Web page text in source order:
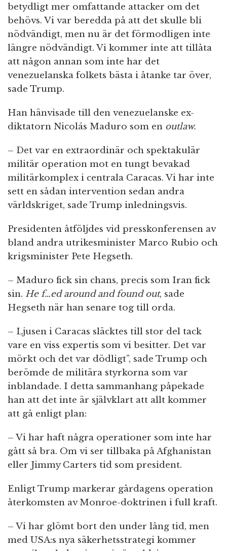
betydligt mer omfattande attacker om det
behövs. Vi var beredda på att det skulle bli
nödvändigt, men nu är det förmodligen inte
längre nödvändigt. Vi kommer inte att tillåta
att någon annan som inte har det
venezuelanska folkets bästa i åtanke tar över,
sade Trump.
Han hänvisade till den venezuelanske ex-
diktatorn Nicolás Maduro som en outlaw.
– Det var en extraordinär och spektakulär
militär operation mot en tungt bevakad
militärkomplex i centrala Caracas. Vi har inte
sett en sådan intervention sedan andra
världskriget, sade Trump inledningsvis.
Presidenten åtföljdes vid presskonferensen av
bland andra utrikesminister Marco Rubio och
krigsminister Pete Hegseth.
– Maduro fick sin chans, precis som Iran fick
sin. He f…ed around and found out, sade
Hegseth när han senare tog till orda.
– Ljusen i Caracas släcktes till stor del tack
vare en viss expertis som vi besitter. Det var
mörkt och det var dödligt”, sade Trump och
berömde de militära styrkorna som var
inblandade. I detta sammanhang påpekade
han att det inte är självklart att allt kommer
att gå enligt plan:
– Vi har haft några operationer som inte har
gått så bra. Om vi ser tillbaka på Afghanistan
eller Jimmy Carters tid som president.
Enligt Trump markerar gårdagens operation
återkomsten av Monroe-doktrinen i full kraft.
– Vi har glömt bort den under lång tid, men
med USA:s nya säkerhetsstrategi kommer